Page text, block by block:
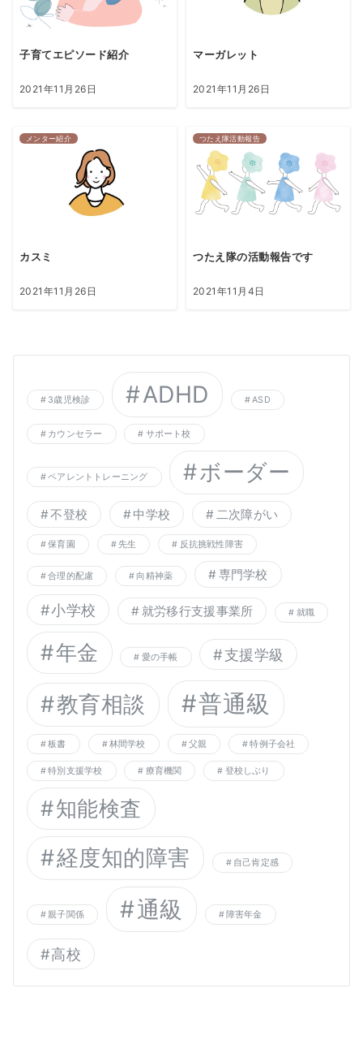
子育てエピソード紹介
2021年11月26日
マーガレット
2021年11月26日
メンター紹介
カスミ
2021年11月26日
つたえ隊活動報告
つたえ隊の活動報告です
2021年11月4日
3歳児検診 ADHD ASD
カウンセラー サポート校
ペアレントトレーニング ボーダー
不登校 中学校 二次障がい
保育園 先生 反抗挑戦性障害
合理的配慮 向精神薬 専門学校
小学校 就労移行支援事業所 就職
年金 愛の手帳 支援学級
教育相談 普通級
板書 林間学校 父親 特例子会社
特別支援学校 療育機関 登校しぶり
知能検査
経度知的障害 自己肯定感
親子関係 通級 障害年金
高校